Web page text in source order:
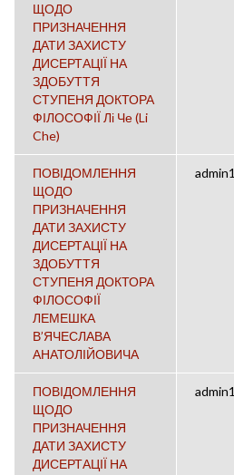
ЩОДО
ПРИЗНАЧЕННЯ
ДАТИ ЗАХИСТУ
ДИСЕРТАЦІЇ НА
ЗДОБУТТЯ
СТУПЕНЯ ДОКТОРА
ФІЛОСОФІЇ Лі Че (Li
Che)
ПОВІДОМЛЕННЯ
ЩОДО
ПРИЗНАЧЕННЯ
ДАТИ ЗАХИСТУ
ДИСЕРТАЦІЇ НА
ЗДОБУТТЯ
СТУПЕНЯ ДОКТОРА
ФІЛОСОФІЇ
ЛЕМЕШКА
В’ЯЧЕСЛАВА
АНАТОЛІЙОВИЧА
admin1
ПОВІДОМЛЕННЯ
ЩОДО
ПРИЗНАЧЕННЯ
ДАТИ ЗАХИСТУ
ДИСЕРТАЦІЇ НА
admin1